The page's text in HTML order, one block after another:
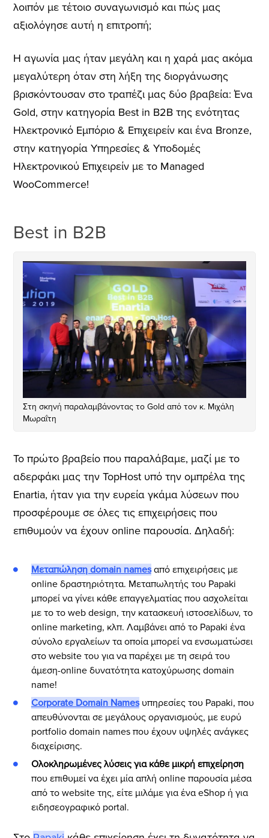
λοιπόν με τέτοιο συναγωνισμό και πώς μας
αξιολόγησε αυτή η επιτροπή;
Η αγωνία μας ήταν μεγάλη και η χαρά μας ακόμα
μεγαλύτερη όταν στη λήξη της διοργάνωσης
βρισκόντουσαν στο τραπέζι μας δύο βραβεία: Ένα
Gold, στην κατηγορία Best in B2B της ενότητας
Ηλεκτρονικό Εμπόριο & Επιχειρείν και ένα Bronze,
στην κατηγορία Υπηρεσίες & Υποδομές
Ηλεκτρονικού Επιχειρείν με το Μanaged
WooCommerce!
Best in B2B
Στη σκηνή παραλαμβάνοντας το Gold από τον κ. Μιχάλη
Μωραΐτη
To πρώτο βραβείο που παραλάβαμε, μαζί με το
αδερφάκι μας την ΤοpHost υπό την ομπρέλα της
Enartia, ήταν για την ευρεία γκάμα λύσεων που
προσφέρουμε σε όλες τις επιχειρήσεις που
επιθυμούν να έχουν online παρουσία. Δηλαδή:
Mεταπώληση domain namesαπό επιχειρήσεις με
online δραστηριότητα. Μεταπωλητής του Papaki
μπορεί να γίνει κάθε επαγγελματίας που ασχολείται
με το το web design, την κατασκευή ιστοσελίδων, το
online marketing, κλπ. Λαμβάνει από το Papaki ένα
σύνολο εργαλείων τα οποία μπορεί να ενσωματώσει
στο website του για να παρέχει με τη σειρά του
άμεση-online δυνατότητα κατοχύρωσης domain
name!
Corporate Domain Namesυπηρεσίες του Papaki, που
απευθύνονται σε μεγάλους οργανισμούς, με ευρύ
portfolio domain names που έχουν υψηλές ανάγκες
διαχείρισης.
Ολοκληρωμένες λύσεις για κάθε μικρή επιχείρηση
που επιθυμεί να έχει μία απλή online παρουσία μέσα
από το website της, είτε μιλάμε για ένα eShop ή για
ειδησεογραφικό portal.